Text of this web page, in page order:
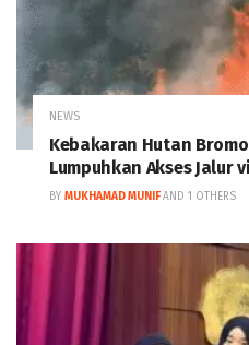
NEWS
Kebakaran Hutan
Lumpuhkan Akses Jalur
BY MUKHAMAD MUNIF AND 1 OTHERS